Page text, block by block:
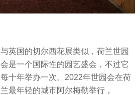
与英国的切尔西花展类似，荷兰世园
会是一个国际性的园艺盛会，不过它
每十年举办一次。2022年世园会在荷
兰最年轻的城市阿尔梅勒举行，